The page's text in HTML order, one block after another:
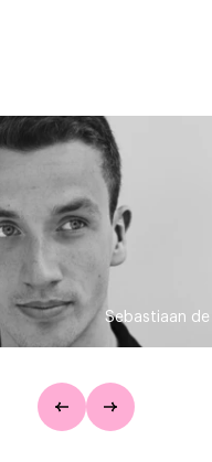
Sebastiaan de